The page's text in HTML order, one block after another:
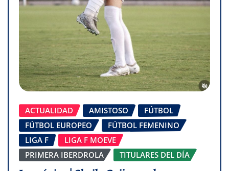
ACTUALIDAD AMISTOSO
FÚTBOL
FÚTBOL EUROPEO
FÚTBOL FEMENINO
LIGA F
LIGA F MOEVE
PRIMERA IBERDROLA
TITULARES DEL DÍA